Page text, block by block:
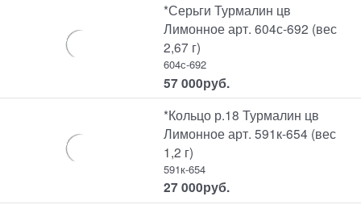
*Серьги Турмалин цв
Лимонное арт. 604с-692 (вес
2,67 г)
604с-692
57 000руб.
*Кольцо р.18 Турмалин цв
Лимонное арт. 591к-654 (вес
1,2 г)
591к-654
27 000руб.